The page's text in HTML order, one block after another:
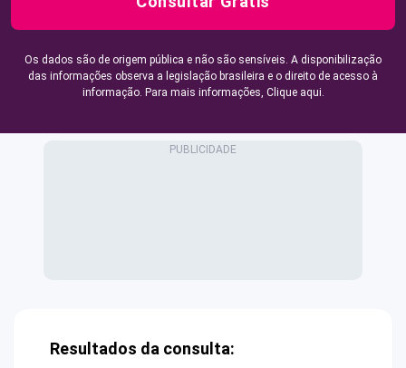
Os dados são de origem pública e não são sensíveis. A disponibilização
das informações observa a legislação brasileira e o direito de acesso à
informação. Para mais informações, Clique aqui.
Resultados da consulta: